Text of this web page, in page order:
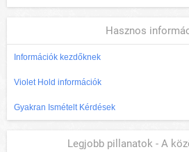
Hasznos
Információk kezdőknek
Violet Hold információk
Gyakran Ismételt Kérdések
Legjobb pillanatok - A